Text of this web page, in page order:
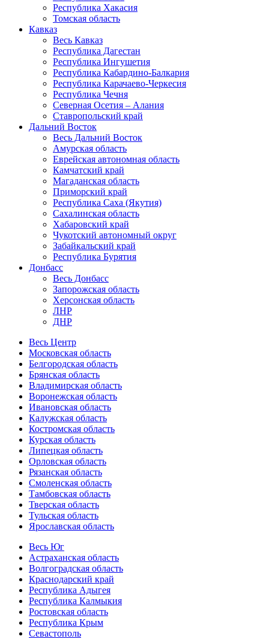
Республика Хакасия
Томская область
Кавказ
Весь Кавказ
Республика Дагестан
Республика Ингушетия
Республика Кабардино-Балкария
Республика Карачаево-Черкесия
Республика Чечня
Северная Осетия – Алания
Ставропольский край
Дальний Восток
Весь Дальний Восток
Амурская область
Еврейская автономная область
Камчатский край
Магаданская область
Приморский край
Республика Саха (Якутия)
Сахалинская область
Хабаровский край
Чукотский автономный округ
Забайкальский край
Республика Бурятия
Донбасс
Весь Донбасс
Запорожская область
Херсонская область
ЛНР
ДНР
Весь Центр
Московская область
Белгородская область
Брянская область
Владимирская область
Воронежская область
Ивановская область
Калужская область
Костромская область
Курская область
Липецкая область
Орловская область
Рязанская область
Смоленская область
Тамбовская область
Тверская область
Тульская область
Ярославская область
Весь Юг
Астраханская область
Волгоградская область
Краснодарский край
Республика Адыгея
Республика Калмыкия
Ростовская область
Республика Крым
Севастополь